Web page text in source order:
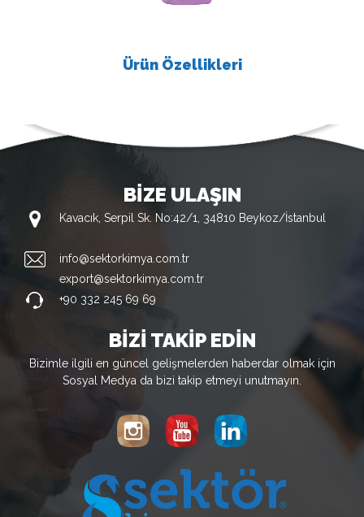
Ürün Özellikleri
BİZE ULAŞIN
Kavacık, Serpil Sk. No:42/1, 34810 Beykoz/İstanbul
info@sektorkimya.com.tr
export@sektorkimya.com.tr
+90 332 245 69 69
BİZİ TAKİP EDİN
Bizimle ilgili en güncel gelişmelerden haberdar olmak için
Sosyal Medya da bizi takip etmeyi unutmayın.